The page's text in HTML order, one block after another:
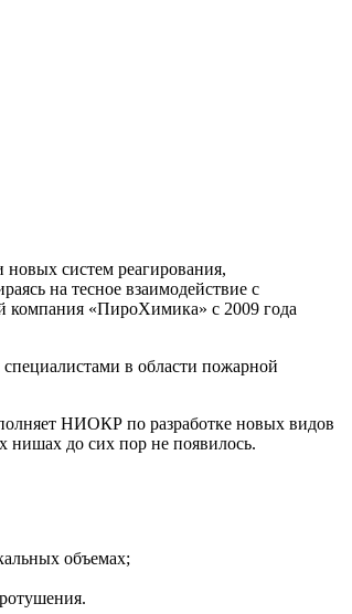
систем реагирования,
на тесное взаимодействие с
компания «ПироХимика» с 2009 года
в области пожарной
НИОКР по разработке новых видов
до сих пор не появилось.
объемах;